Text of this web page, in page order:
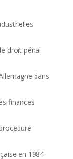
droit pénal
dans
finances
en 1984